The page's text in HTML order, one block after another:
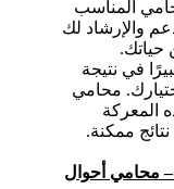
المناسب
والإرشاد لك
حياتك.
في نتيجة
محامي
المعركة
ممكنة.
محامي أحوال